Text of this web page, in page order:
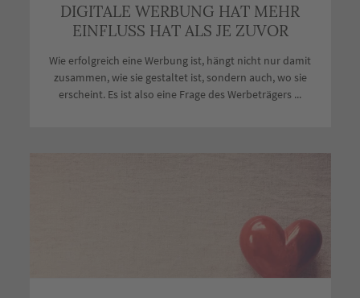
DIGITALE WERBUNG HAT MEHR
EINFLUSS HAT ALS JE ZUVOR
Wie erfolgreich eine Werbung ist, hängt nicht nur damit
zusammen, wie sie gestaltet ist, sondern auch, wo sie
erscheint. Es ist also eine Frage des Werbeträgers ...